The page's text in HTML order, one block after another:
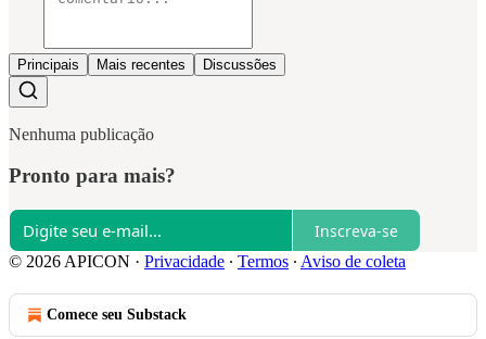
Principais Mais recentes Discussões
Nenhuma publicação
Pronto para mais?
Inscreva-se
© 2026 APICON · Privacidade ∙ Termos ∙ Aviso de coleta
Comece seu Substack